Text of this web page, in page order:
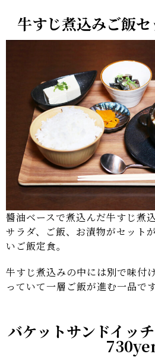
牛すじ煮込みご飯
醬油ベースで煮込んだ牛すじ煮
サラダ、ご飯、お漬物がセット
いご飯定食。
牛すじ煮込みの中には別で味付
っていて一層ご飯が進む一品です
バケットサンドイ